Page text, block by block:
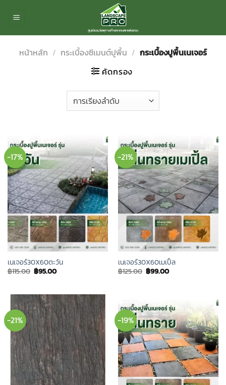
หน้าหลัก / กระเบื้องซีเมนต์ปูพื้น / กระเบื้องปูพื้นเนเจอร์
คัดกรอง
-17%
เนเจอร์30X60ตะวัน
฿115.00 Original
price
฿95.00Current
-21%
เนเจอร์30X60เมเปิ้ล
฿125.00 Original
price
฿99.00Current
-21% -19%